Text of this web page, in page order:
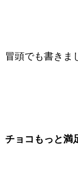
冒頭でも書きま
チョコもっと満